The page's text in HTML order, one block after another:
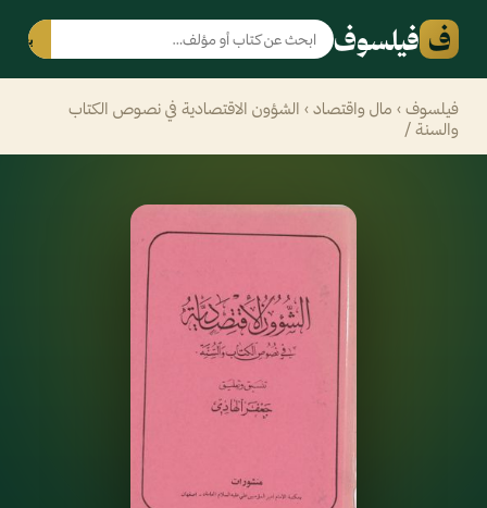
ف فيلسوف بحث
فيلسوف › مال واقتصاد › الشؤون الاقتصادية في نصوص الكتاب
والسنة /